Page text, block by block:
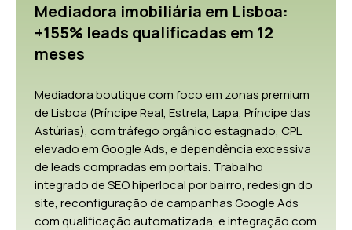
Mediadora imobiliária em Lisboa:
+155% leads qualificadas em 12
meses
Mediadora boutique com foco em zonas premium
de Lisboa (Príncipe Real, Estrela, Lapa, Príncipe das
Astúrias), com tráfego orgânico estagnado, CPL
elevado em Google Ads, e dependência excessiva
de leads compradas em portais. Trabalho
integrado de SEO hiperlocal por bairro, redesign do
site, reconfiguração de campanhas Google Ads
com qualificação automatizada, e integração com